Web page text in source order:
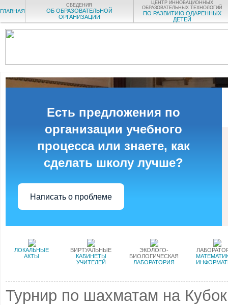
ГЛАВНАЯ
СВЕДЕНИЯ
ОБ ОБРАЗОВАТЕЛЬНОЙ
ОРГАНИЗАЦИИ
ЦЕНТР ИННОВАЦИОННЫХ
ОБРАЗОВАТЕЛЬНЫХ ТЕХНОЛОГИЙ
ПО РАЗВИТИЮ ОДАРЕННЫХ
ДЕТЕЙ
Есть предложения по
организации учебного
процесса или знаете, как
сделать школу лучше?
Написать о проблеме
ЛОКАЛЬНЫЕ
АКТЫ
ВИРТУАЛЬНЫЕ
КАБИНЕТЫ
УЧИТЕЛЕЙ
ЭКОЛОГО-
БИОЛОГИЧЕСКАЯ
ЛАБОРАТОРИЯ
Турнир по шахматам на